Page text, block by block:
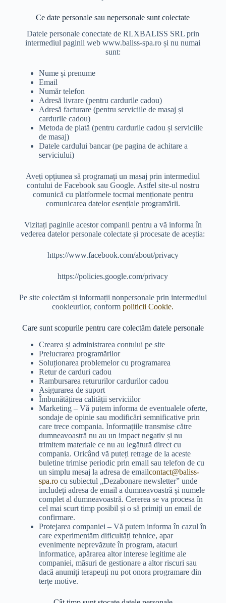
Ce date personale sau nepersonale sunt colectate
Datele personale conectate de RLXBALISS SRL prin
intermediul paginii web www.baliss-spa.ro și nu numai
sunt:
Nume și prenume
Email
Număr telefon
Adresă livrare (pentru cardurile cadou)
Adresă facturare (pentru serviciile de masaj și
cardurile cadou)
Metoda de plată (pentru cardurile cadou și serviciile
de masaj)
Datele cardului bancar (pe pagina de achitare a
serviciului)
Aveți opțiunea să programați un masaj prin intermediul
contului de Facebook sau Google. Astfel site-ul nostru
comunică cu platformele tocmai menționate pentru
comunicarea datelor esențiale programării.
Vizitați paginile acestor companii pentru a vă informa în
vederea datelor personale colectate și procesate de aceștia:
https://www.facebook.com/about/privacy
https://policies.google.com/privacy
Pe site colectăm și informații nonpersonale prin intermediul
cookieurilor, conformpoliticii Cookie.
Care sunt scopurile pentru care colectăm datele personale
Crearea și administrarea contului pe site
Prelucrarea programărilor
Soluționarea problemelor cu programarea
Retur de carduri cadou
Rambursarea retururilor cardurilor cadou
Asigurarea de suport
Îmbunătățirea calității serviciilor
Marketing – Vă putem informa de eventualele oferte,
sondaje de opinie sau modificări semnificative prin
care trece compania. Informațiile transmise către
dumneavoastră nu au un impact negativ și nu
trimitem materiale ce nu au legătură direct cu
compania. Oricând vă puteți retrage de la aceste
buletine trimise periodic prin email sau telefon de cu
un simplu mesaj la adresa de emailcontact@baliss-
spa.rocu subiectul „Dezabonare newsletter” unde
includeți adresa de email a dumneavoastră și numele
complet al dumneavoastră. Cererea se va procesa în
cel mai scurt timp posibil și o să primiți un email de
confirmare.
Protejarea companiei – Vă putem informa în cazul în
care experimentăm dificultăți tehnice, apar
evenimente neprevăzute în program, atacuri
informatice, apărarea altor interese legitime ale
companiei, măsuri de gestionare a altor riscuri sau
dacă anumiți terapeuți nu pot onora programare din
terțe motive.